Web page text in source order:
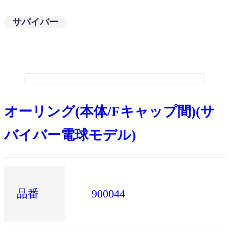
サバイバー
オーリング(本体/Fキャップ間)(サ
バイバー電球モデル)
品番 900044